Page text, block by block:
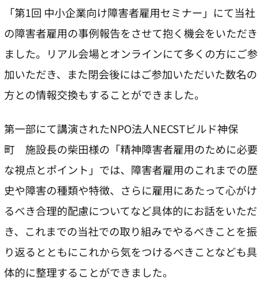
「第1回 中小企業向け障害者雇用セミナー」にて当社
の障害者雇用の事例報告をさせて抱く機会をいただき
ました。リアル会場とオンラインにて多くの方にご参
加いただき、また閉会後にはご参加いただいた数名の
方との情報交換もすることができました。
第一部にて講演されたNPO法人NECSTビルド神保
町 施設長の柴田様の「精神障害者雇用のために必要
な視点とポイント」では、障害者雇用のこれまでの歴
史や障害の種類や特徴、さらに雇用にあたって心がけ
るべき合理的配慮についてなど具体的にお話をいただ
き、これまでの当社での取り組みでやるべきことを振
り返るとともにこれから気をつけるべきことなども具
体的に整理することができました。